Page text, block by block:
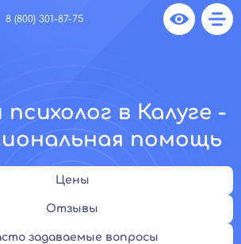
8 (800) 301-87-75
в Калуге -
помощь
Цены
Отзывы
задаваемые вопросы